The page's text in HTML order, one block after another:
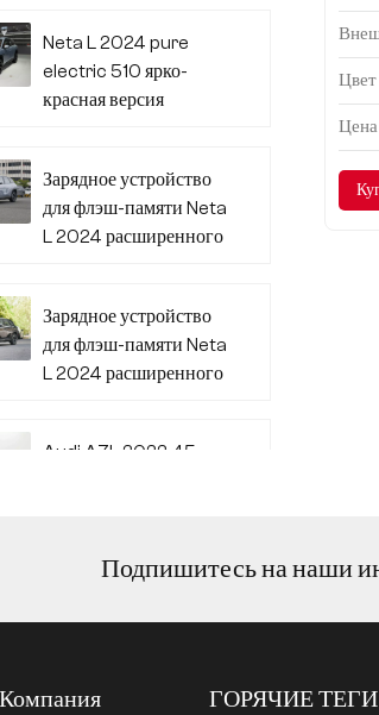
Цвет
Цена
Neta L 2024 pure
electric 510 ярко-
красная версия
Зарядное устройство
для флэш-памяти Neta
L 2024 расширенного
Зарядное устройство
для флэш-памяти Neta
L 2024 расширенного
Audi A7L 2022 45
Ли Авто L6 2024
Макс.
Ли Авто L6 2024 Про
Подпишитесь на наши
ГОРЯЧИЕ ТЕГИ